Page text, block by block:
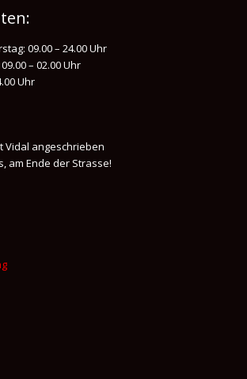
09.00 – 24.00 Uhr
– 02.00 Uhr
Uhr
Vidal angeschrieben
am Ende der Strasse!